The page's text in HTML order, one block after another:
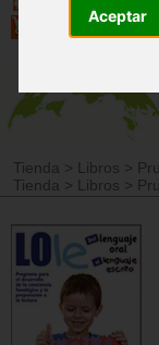
Aceptar
Tienda > Libros >
Tienda
> Libros >